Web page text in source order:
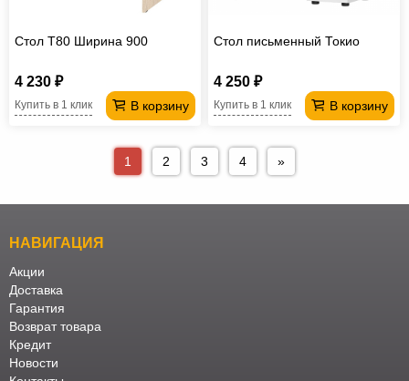
Стол T80 Ширина 900
4 230 ₽
В корзину
Купить в 1 клик
Стол письменный Токио
4 250 ₽
В корзину
Купить в 1 клик
1 2 3 4 »
НАВИГАЦИЯ
Акции
Доставка
Гарантия
Возврат товара
Кредит
Новости